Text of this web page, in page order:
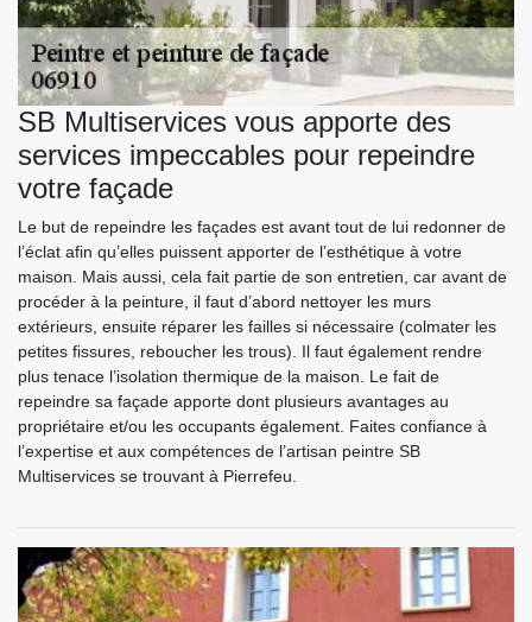
SB Multiservices vous apporte des
services impeccables pour repeindre
votre façade
Le but de repeindre les façades est avant tout de lui redonner de
l’éclat afin qu’elles puissent apporter de l’esthétique à votre
maison. Mais aussi, cela fait partie de son entretien, car avant de
procéder à la peinture, il faut d’abord nettoyer les murs
extérieurs, ensuite réparer les failles si nécessaire (colmater les
petites fissures, reboucher les trous). Il faut également rendre
plus tenace l’isolation thermique de la maison. Le fait de
repeindre sa façade apporte dont plusieurs avantages au
propriétaire et/ou les occupants également. Faites confiance à
l’expertise et aux compétences de l’artisan peintre SB
Multiservices se trouvant à Pierrefeu.